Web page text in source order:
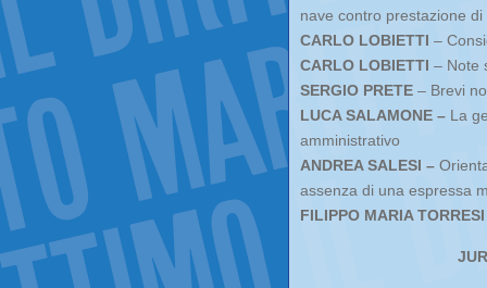
nave contro prestazione di
CARLO LOBIETTI –
CARLO LOBIETTI – Note
SERGIO PRETE – Brevi
LUCA SALAMONE – La
amministrativo
ANDREA SALESI –
assenza di una espressa
FILIPPO MARIA TORRESI